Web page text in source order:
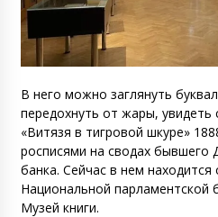
В него можно заглянуть
передохнуть от жары, увидеть
«Витязя в тигровой шкуре»
росписями на сводах бывшего
банка. Сейчас в нем находится
Национальной парламентской
Музей книги.